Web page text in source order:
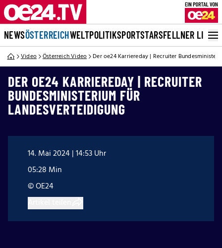
NEWSÖSTERREICHWELTPOLITIKSPORTSTARSFELLNER LIVE
Video Österreich Video Der oe24 Karriereday | Recruiter
DER OE24 KARRIEREDAY | RECRUITER
BUNDESMINISTERIUM FÜR
LANDESVERTEIDIGUNG
14. Mai 2024 | 14:53 Uhr
05:28 Min
© OE24